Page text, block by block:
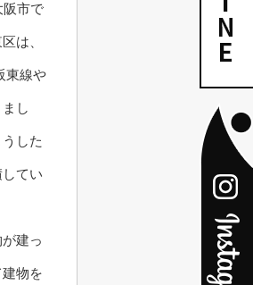
阪市で
は、
東線や
し
した
てい
建っ
物を